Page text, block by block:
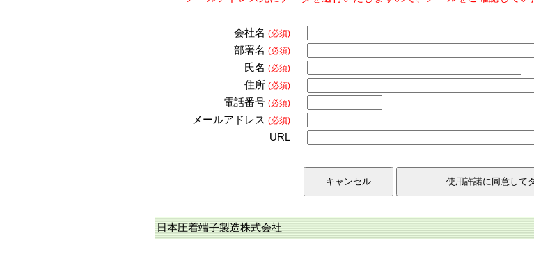
会社名 (必須)
部署名 (必須)
氏名 (必須)
住所 (必須)
電話番号 (必須)
メールアドレス (必須)
URL
日本圧着端子製造株式会社